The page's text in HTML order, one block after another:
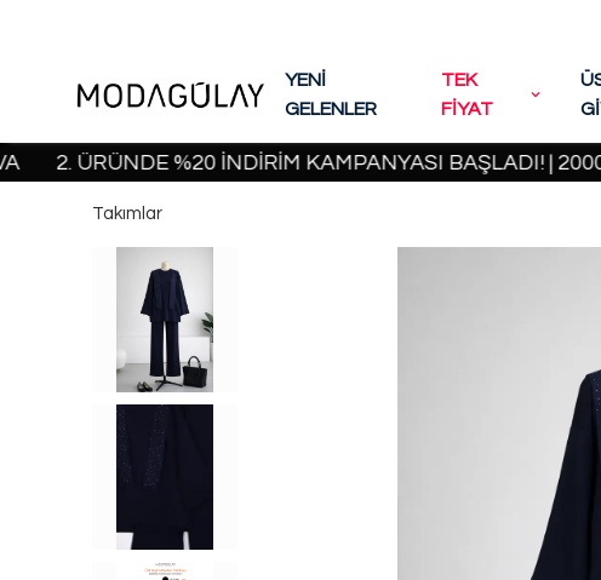
YENİ
GELENLER
TEK
FİYAT
ÜRÜNDE %20 İNDİRİM KAMPANYASI BAŞLADI! | 2000 TL
Takımlar